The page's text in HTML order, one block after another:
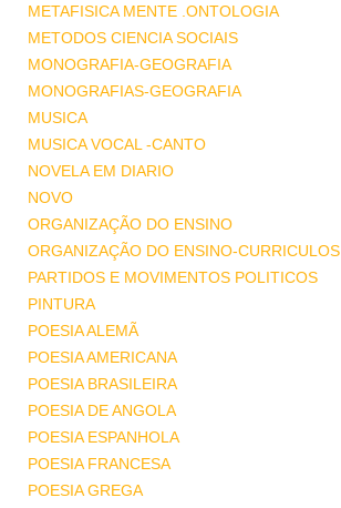
METAFISICA MENTE .ONTOLOGIA
METODOS CIENCIA SOCIAIS
MONOGRAFIA-GEOGRAFIA
MONOGRAFIAS-GEOGRAFIA
MUSICA
MUSICA VOCAL -CANTO
NOVELA EM DIARIO
NOVO
ORGANIZAÇÃO DO ENSINO
ORGANIZAÇÃO DO ENSINO-CURRICULOS
PARTIDOS E MOVIMENTOS POLITICOS
PINTURA
POESIA ALEMÃ
POESIA AMERICANA
POESIA BRASILEIRA
POESIA DE ANGOLA
POESIA ESPANHOLA
POESIA FRANCESA
POESIA GREGA